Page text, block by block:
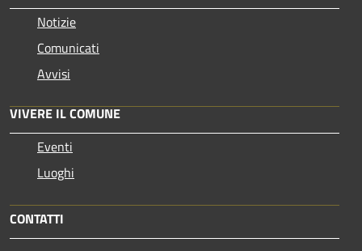
Notizie
Comunicati
Avvisi
VIVERE IL COMUNE
Eventi
Luoghi
CONTATTI